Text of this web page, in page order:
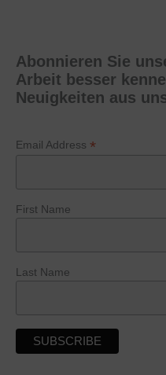
Abonnieren Sie
Arbeit besser
Neuigkeiten aus
Email Address *
First Name
Last Name